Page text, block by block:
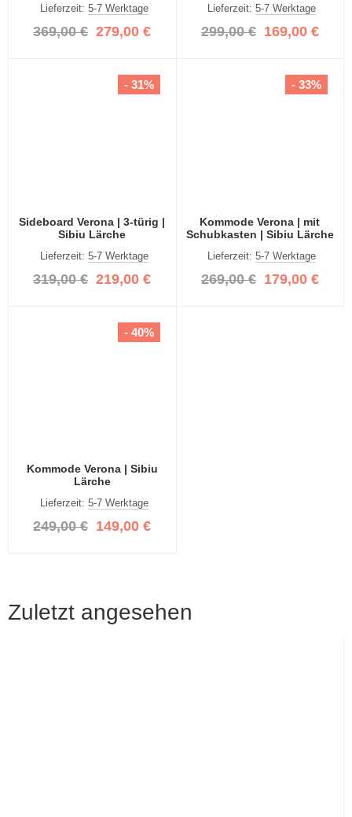
Lieferzeit: 5-7 Werktage
369,00 € 279,00 €
Lieferzeit:5-7 Werktage
299,00 € 169,00 €
Sideboard Verona | 3-türig |
Sibiu Lärche
Lieferzeit: 5-7 Werktage
319,00 € 219,00 €
- 31%
Kommode Verona | mit
Schubkasten | Sibiu Lärche
Lieferzeit:5-7 Werktage
269,00 € 179,00 €
- 33%
Kommode Verona | Sibiu
Lärche
Lieferzeit: 5-7 Werktage
249,00 € 149,00 €
- 40%
Zuletzt angesehen